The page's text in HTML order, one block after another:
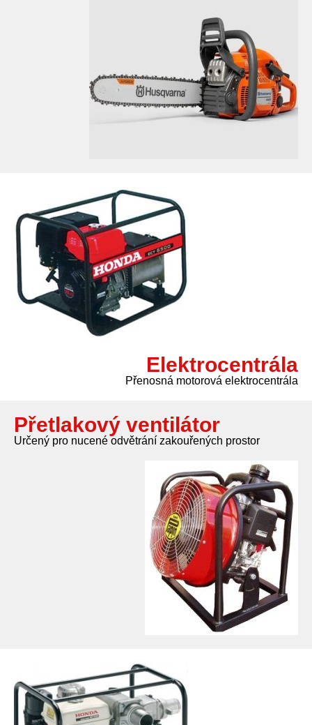
Elektrocentrála
Přenosná motorová elektrocentrála
Přetlakový ventilátor
Určený pro nucené odvětrání zakouřených prostor